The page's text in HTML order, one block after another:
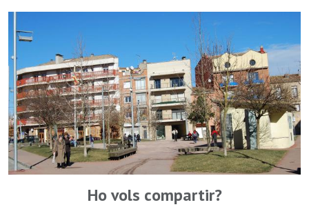
Ho vols compartir?